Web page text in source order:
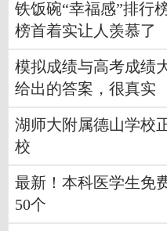
铁饭碗“幸福感”排行
榜首着实让人羡慕了
模拟成绩与高考成绩
给出的答案，很真实
湖师大附属德山学校
校
最新！本科医学生免
50个